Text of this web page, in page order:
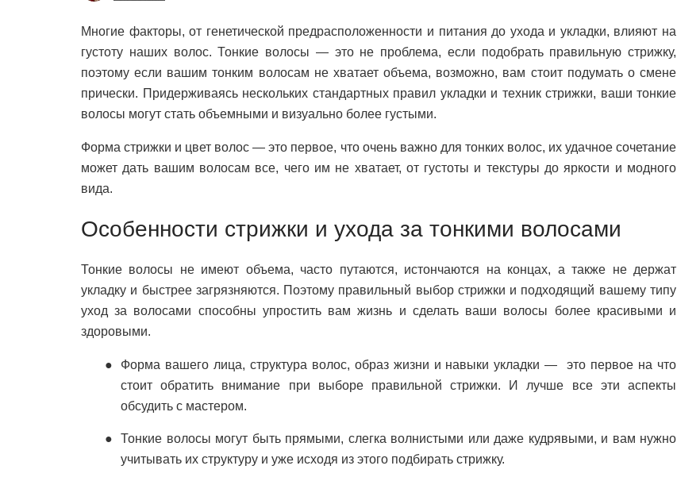
Многие факторы, от генетической предрасположенности и питания до ухода и укладки, влияют на
густоту наших волос. Тонкие волосы — это не проблема, если подобрать правильную стрижку,
поэтому если вашим тонким волосам не хватает объема, возможно, вам стоит подумать о смене
прически. Придерживаясь нескольких стандартных правил укладки и техник стрижки, ваши тонкие
волосы могут стать объемными и визуально более густыми.
Форма стрижки и цвет волос — это первое, что очень важно для тонких волос, их удачное сочетание
может дать вашим волосам все, чего им не хватает, от густоты и текстуры до яркости и модного
вида.
Особенности стрижки и ухода за тонкими волосами
Тонкие волосы не имеют объема, часто путаются, истончаются на концах, а также не держат
укладку и быстрее загрязняются. Поэтому правильный выбор стрижки и подходящий вашему типу
уход за волосами способны упростить вам жизнь и сделать ваши волосы более красивыми и
здоровыми.
Форма вашего лица, структура волос, образ жизни и навыки укладки — это первое на что
стоит обратить внимание при выборе правильной стрижки. И лучше все эти аспекты
обсудить с мастером.
Тонкие волосы могут быть прямыми, слегка волнистыми или даже кудрявыми, и вам нужно
учитывать их структуру и уже исходя из этого подбирать стрижку.